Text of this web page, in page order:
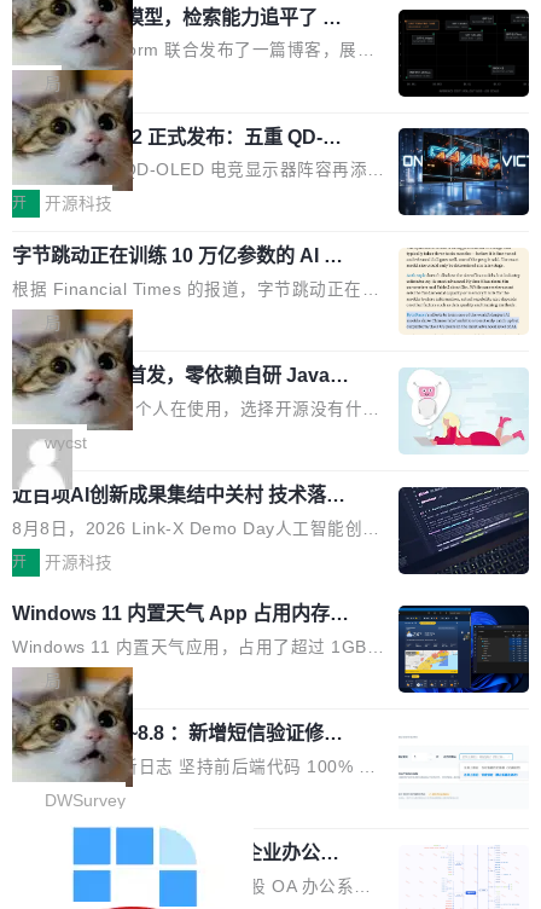
个项目只有一个 HTML 文件。没有构建步骤，没
有依赖，没有网络请求。屏幕上每个形状都是 C
anvas 上纯手...
s 里，设备树和内核源码被厂商锁死，你能看到
代码但你改不了，改了也刷不进去。 为什么 AO
SP 不够用了 Runarcn 列举了几条他离开 Andro
id 的具体理由： Google Pla...
ion（间接提示注入）窃取整个 Atlassian 租户内
的 Jira 工单和 Confluence 文档，全程不需要任
何人工审批。 更值得注意的是，这个漏洞在 5
月 23 日就报告给了 Atlassian，两个多月过去
了，公司除了表示"感谢"并分配了一个 case nu
mber 之外，再没有任何实质性回应。Rovo 至
今仍处于漏洞未修复状态。 攻击链路 攻击链并
不复杂。 受害者给 Rovo 提了一个正...
一个 4B 开源模型，检索能力追平了 G
PT-5.6 Sol，成本降到 1/100
Neon 和 Castform 联合发布了一篇博客，展示
了一个惊人的结果：一个 4B 参数的开源模型，
经过 RL 后训练之后，在检索任务上的准确率追
平了 GPT-5.6 Sol，但每次请求的成本只有对方
的 1/100。 具体来说，GPT-5.6 Sol 做一次典型
的多轮搜索请求需要超过 10 秒，端到端成本约
来说，这个速度和成本都"高得让人没法用"。而
4B 开源模型在推理速度上快了几个数量级，成
本低了两三个数量级。 问题在于，小模型开箱即
用时的检索能力确实远不如闭源前沿模型。差距
在哪？就在 RL 后训练。 从 RAG 到 agentic...
局
技嘉 GO27Q32 正式发布：五重 QD-OL
ED 面板加持，320Hz 极速与影院级画
面兼得
技嘉科技旗下 QD-OLED 电竞显示器阵容再添旗
舰新作。GO27Q32 将于 2026 年 9 月 15 日正
nta Tandem 五重发光架构为核心，为高端玩家
打造速度与画质不妥协的沉浸体验。 GO27Q32
搭载三星最新 QD-OLED 面板，采用 5 层串联
式发光结构，并装配全新 ObsidianShield 抗反
射镀膜，黑阶表现提升可达40%，并将表面硬度
由2H升級至3H，画面对比度与强度都提升的同
时还具有 320Hz 刷新率与 0.03ms GTG 灰阶响
应时间，从源头消除拖影与动态模糊。 1.突破 O
LED 画质局限，暗部细节...
开 开源科技
字节跳动正在训练 10 万亿参数的 AI 模
型
根据 Financial Times 的报道，字节跳动正在训
练一个 10 万亿参数的 AI 模型，目前处于预训练
阶段。 10 万亿是什么概念？Anthropic 目前最
大的模型 Mythos 5 约 8 万亿参数。DeepSeek
V4-Pro 是 1.6 万亿。月之暗面的 Kimi K3 是 2.
8 万亿。美团 LongCat-2.0 是 1.6 万亿。字节
跳动的这个未命名模型，直接跳到了 10 万亿。
预训练通常需要 3 到 6 个月，之后还有微调阶
段。按这个时间线，最早可能在 2026 年底或 2
027 年初发布。 这个节点很微妙。Anthropic 刚
在 5 月发布了 Mythos 5...
局
wastnet 开源首发，零依赖自研 Java H
TTP/2 框架，性能对标 Undertow !
这个项目一直是个人在使用，选择开源没有什么
动机理由，就是想开源了，如果非要说一个，那
就是它多少弥补了国产 Java 自研 HTTP/2 框架
这块空白——放眼国产 Java 生态，能拿出手的
HTTP/2 网络框架，要么闭源，要么底层建立在
Netty 之上，真正自研的 Java 实现几乎没有。
级 Java 网络应用框架，核心基于 JDK 原生 NI
O 构建 Reactor 多路复用模型，不依赖 Netty、
Tomcat 等任何第三方网络库。其 HTTP/2 协议
栈从 HPACK、Huffman 到 ALPN 均为自主实
现，在基准测试中与 Un...
wycst
近百项AI创新成果集结中关村 技术落地
与产业迭代提速
8月8日，2026 Link-X Demo Day人工智能创新
项目展在北京中关村举办。本次活动由星连资
业、学术、投资人士，集中展出近百项覆盖AI芯
片、算力、模型、应用全链条创新项目，聚焦AI
技术产业化落地与资本对接，呈现当前国内AI前
沿技术突破与商业化最新进展。 活动围绕AI学术
研究与产业落地融合展开多维度研讨。星连资本
创始合伙人张鸣晨表示，AI产业化是长期产融结
合过程，早期优质技术项目需持续资本与产业资
者、产业专家、投资人围绕AI前沿技术瓶颈、行
业固有认知重构等议题展开跨界对话，聚焦行业
开 开源科技
Windows 11 内置天气 App 占用内存超
过 1GB
Windows 11 内置天气应用，占用了超过 1GB
内存。 Notebookcheck 的测试发现这个数字
时，反复确认了多次。不是 100MB，不是 500
MB，是 1 个 G。一个显示天气的应用。 Windo
ws 内置应用臃肿早就是老话题了，但一款天气
应用占用内存就超过 1G 还是过于离谱——问题
个嵌在 Edge WebView 里的网页。它不是一个
「应用」，它是一个运行在浏览器引擎里的网
局
调问更新7.26~8.8 ：新增短信验证修
改，考试能力升级
DWSurvey 更新日志 坚持前后端代码 100% 开
源助力企业建设自主可控的问卷调研系统 官网地
址www.diaowen.net ➔ 源码下载Gitee 仓库 ➔
本次更新新增短信验证修改已答问卷功能，提升
答卷安全性；同时升级考试能力，完善填空题判
DWSurvey
勾股 OA v6.0.2 已经发布，企业办公系
勾股 OA v6.0.2 已经发布。 勾股 OA 办公系统